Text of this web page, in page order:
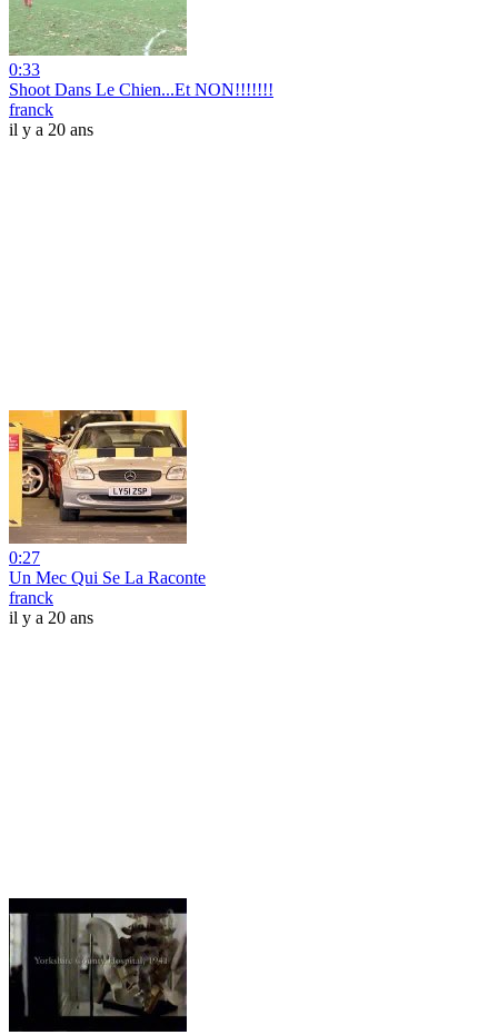
0:33
Shoot Dans Le Chien...Et NON!!!!!!!
franck
il y a 20 ans
0:27
Un Mec Qui Se La Raconte
franck
il y a 20 ans